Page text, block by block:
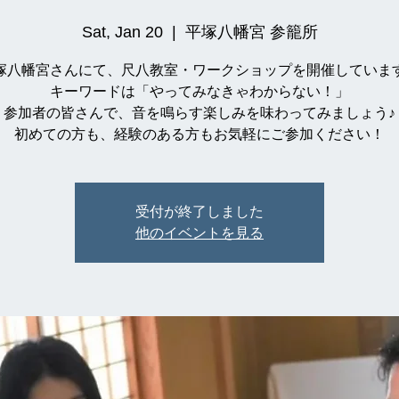
Sat, Jan 20
  |
平塚八幡宮 参籠所
八幡宮さんにて、尺八教室・ワークショップを開催していま
キーワードは「やってみなきゃわからない！」
参加者の皆さんで、音を鳴らす楽しみを味わってみましょう♪
初めての方も、経験のある方もお気軽にご参加ください！
受付が終了しました
他のイベントを見る